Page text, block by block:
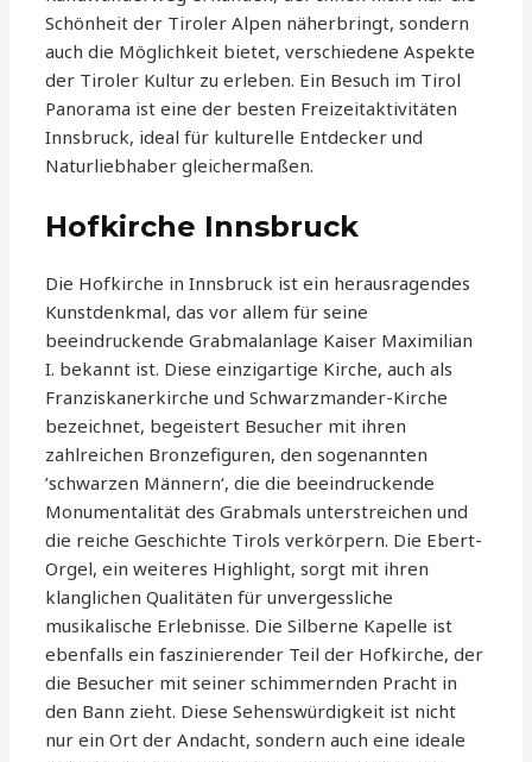
Schönheit der Tiroler Alpen näherbringt, sondern
auch die Möglichkeit bietet, verschiedene Aspekte
der Tiroler Kultur zu erleben. Ein Besuch im Tirol
Panorama ist eine der besten Freizeitaktivitäten
Innsbruck, ideal für kulturelle Entdecker und
Naturliebhaber gleichermaßen.
Hofkirche Innsbruck
Die Hofkirche in Innsbruck ist ein herausragendes
Kunstdenkmal, das vor allem für seine
beeindruckende Grabmalanlage Kaiser Maximilian
I. bekannt ist. Diese einzigartige Kirche, auch als
Franziskanerkirche und Schwarzmander-Kirche
bezeichnet, begeistert Besucher mit ihren
zahlreichen Bronzefiguren, den sogenannten
’schwarzen Männern‘, die die beeindruckende
Monumentalität des Grabmals unterstreichen und
die reiche Geschichte Tirols verkörpern. Die Ebert-
Orgel, ein weiteres Highlight, sorgt mit ihren
klanglichen Qualitäten für unvergessliche
musikalische Erlebnisse. Die Silberne Kapelle ist
ebenfalls ein faszinierender Teil der Hofkirche, der
die Besucher mit seiner schimmernden Pracht in
den Bann zieht. Diese Sehenswürdigkeit ist nicht
nur ein Ort der Andacht, sondern auch eine ideale